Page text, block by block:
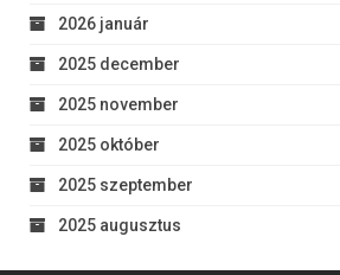
2026 január
2025 december
2025 november
2025 október
2025 szeptember
2025 augusztus